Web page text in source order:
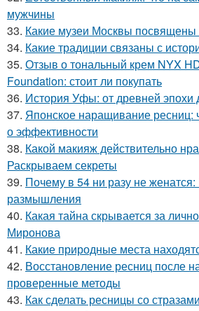
мужчины
33. Какие музеи Москвы посвящены
34. Какие традиции связаны с
35. Отзыв о тональный крем NYX
Foundation: стоит ли покупать
36. История Уфы: от древней эпохи
37. Японское наращивание ресниц:
о эффективности
38. Какой макияж действительно
Раскрываем секреты
39. Почему в 54 ни разу не
размышления
40. Какая тайна скрывается за
Миронова
41. Какие природные места
42. Восстановление ресниц после
проверенные методы
43. Как сделать ресницы со